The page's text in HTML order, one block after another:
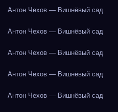
Антон Чехов — Вишнёвый сад
Антон Чехов — Вишнёвый сад
Антон Чехов — Вишнёвый сад
Антон Чехов — Вишнёвый сад
Антон Чехов — Вишнёвый сад